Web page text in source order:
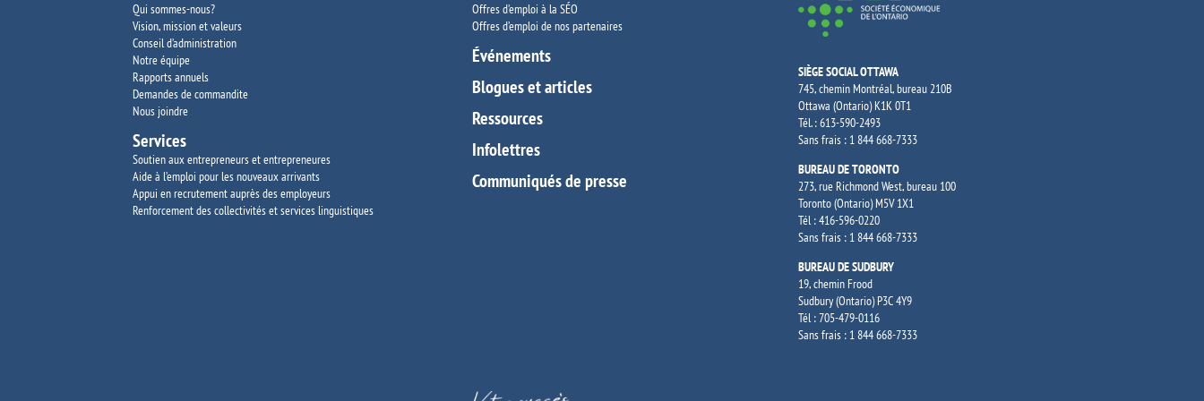
Qui sommes-nous?
Vision, mission et valeurs
Conseil d’administration
Notre équipe
Rapports annuels
Demandes de commandite
Nous joindre
Services
Soutien aux entrepreneurs et entrepreneures
Aide à l’emploi pour les nouveaux arrivants
Appui en recrutement auprès des employeurs
Renforcement des collectivités et services linguistiques
Offres d’emploi à la SÉO
Offres d’emploi de nos partenaires
Événements
Blogues et articles
Ressources
Infolettres
Communiqués de presse
SIÈGE SOCIAL OTTAWA
745, chemin Montréal, bureau 210B
Ottawa (Ontario) K1K 0T1
Tél. : 613-590-2493
Sans frais : 1 844 668-7333
BUREAU DE TORONTO
273, rue Richmond West, bureau 100
Toronto (Ontario) M5V 1X1
Tél : 416-596-0220
Sans frais : 1 844 668-7333
BUREAU DE SUDBURY
19, chemin Frood
Sudbury (Ontario) P3C 4Y9
Tél : 705-479-0116
Sans frais : 1 844 668-7333